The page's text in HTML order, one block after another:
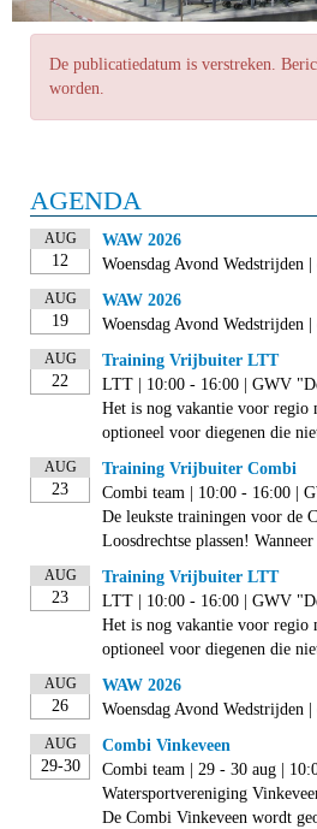
De publicatiedatum is verstreken.
worden.
AGENDA
AUG
12
WAW 2026
Woensdag Avond Wedstrijden
AUG
19
WAW 2026
Woensdag Avond Wedstrijden
AUG
22
Training Vrijbuiter LTT
LTT | 10:00 - 16:00 | GWV
Het is nog vakantie voor regio
optioneel voor diegenen die
AUG
23
Training Vrijbuiter Combi
Combi team | 10:00 - 16:00 |
De leukste trainingen voor de
Loosdrechtse plassen!
AUG
23
Training Vrijbuiter LTT
LTT | 10:00 - 16:00 | GWV
Het is nog vakantie voor regio
optioneel voor diegenen die
AUG
26
WAW 2026
Woensdag Avond Wedstrijden
AUG
29-30
Combi Vinkeveen
Combi team | 29 - 30 aug |
Watersportvereniging
De Combi Vinkeveen wordt